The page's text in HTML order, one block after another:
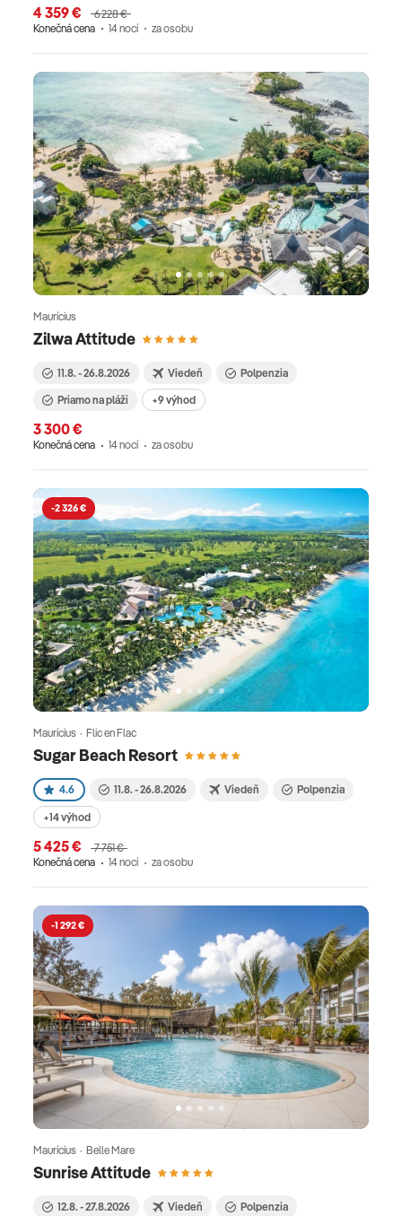
4 359 €
6 228 €
Konečná cena
14 nocí za osobu
Zilwa Attitude
Maurícius
11.8. - 26.8.2026 Viedeň
Polpenzia
Priamo na pláži
+9 výhod
3 300 €
Konečná cena 14 nocí za osobu
-2 326 €
Sugar Beach Resort
Maurícius · Flic en Flac
4.6 11.8. - 26.8.2026 Viedeň Polpenzia
+14 výhod
5 425 €
7 751 €
Konečná cena
14 nocí za osobu
-1 292 €
Sunrise Attitude
Maurícius · Belle Mare
12.8. - 27.8.2026 Viedeň Polpenzia